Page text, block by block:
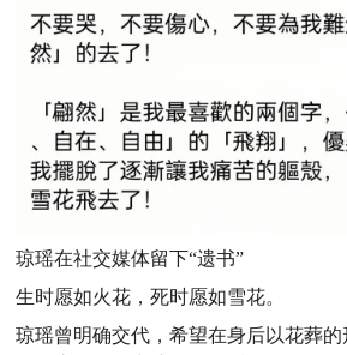
琼瑶在社交媒体留下“遗书”
生时愿如火花，死时愿如雪花。
琼瑶曾明确交代，希望在身后以花葬